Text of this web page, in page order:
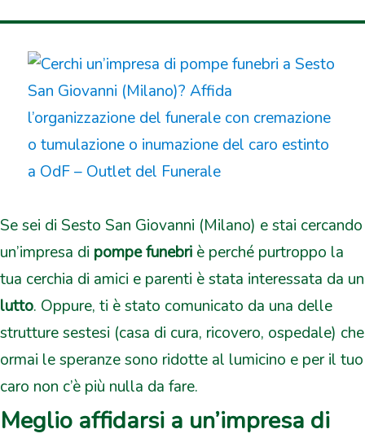
Se sei di Sesto San Giovanni (Milano) e stai cercando
un’impresa di pompe funebri è perché purtroppo la
tua cerchia di amici e parenti è stata interessata da un
lutto. Oppure, ti è stato comunicato da una delle
strutture sestesi (casa di cura, ricovero, ospedale) che
ormai le speranze sono ridotte al lumicino e per il tuo
caro non c’è più nulla da fare.
Meglio affidarsi a un’impresa di